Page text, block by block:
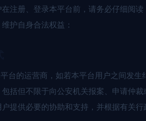
注册、登录本平台前，请务必仔细阅读
护自身合法权益：
台的运营商，如若本平台用户之间发
括但不限于向公安机关报案、申请仲
提供必要的协助和支持，并根据有关